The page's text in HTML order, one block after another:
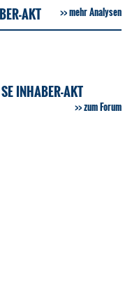
AKT mehr Analysen
INHABER-AKT
zum Forum